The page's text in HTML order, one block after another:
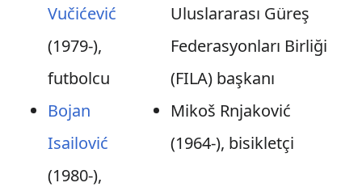
Vučićević
(1979-),
futbolcu
Bojan
Isailović
(1980-),
Uluslararası Güreş
Federasyonları Birliği
(FILA) başkanı
Mikoš Rnjaković
(1964-), bisikletçi